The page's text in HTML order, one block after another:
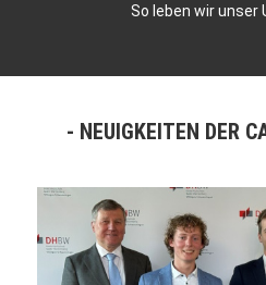
So leben wir unser
NEUIGKEITEN DER